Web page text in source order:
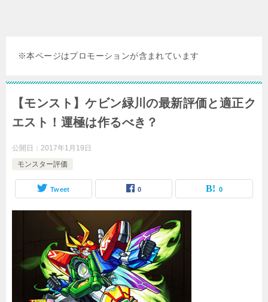
※本ページはプロモーションが含まれています
【モンスト】ケビン緑川の最新評価と適正ク
エスト！運極は作るべき？
公開日： 2017年1月19日
モンスター評価
Tweet 0 0